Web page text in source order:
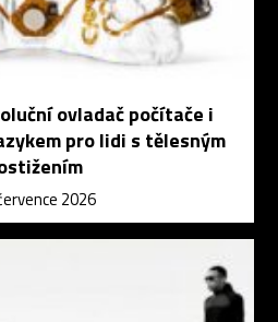
ovladač počítače i
pro lidi s tělesným
2026